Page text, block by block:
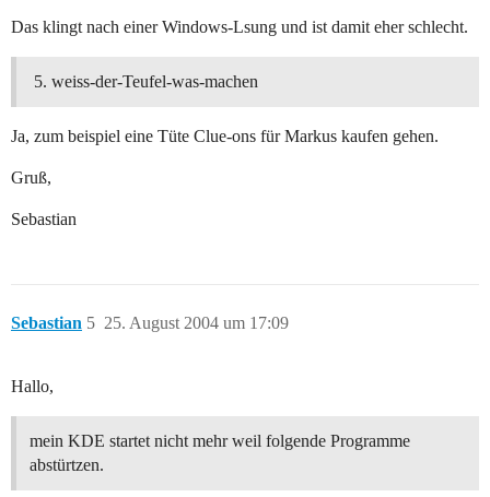
Das klingt nach einer Windows-Lsung und ist damit eher schlecht.
weiss-der-Teufel-was-machen
Ja, zum beispiel eine Tüte Clue-ons für Markus kaufen gehen.
Gruß,
Sebastian
Sebastian 25. August 2004 um 17:09
5
Hallo,
mein KDE startet nicht mehr weil folgende Programme
abstürtzen.